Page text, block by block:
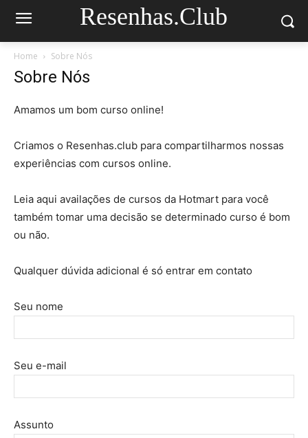
Resenhas.Club
Home Sobre Nós
Sobre Nós
Amamos um bom curso online!
Criamos o Resenhas.club para compartilharmos nossas
experiências com cursos online.
Leia aqui availações de cursos da Hotmart para você
também tomar uma decisão se determinado curso é bom
ou não.
Qualquer dúvida adicional é só entrar em contato
Seu nome
Seu e-mail
Assunto